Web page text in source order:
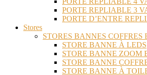
PORTE REPLIABLE 3
PORTE D’ENTRE
Stores
STORES BANNES COFFRES
STORE BANNE À LEDS
STORE BANNE ZOOM
STORE BANNE
STORE BANNE À